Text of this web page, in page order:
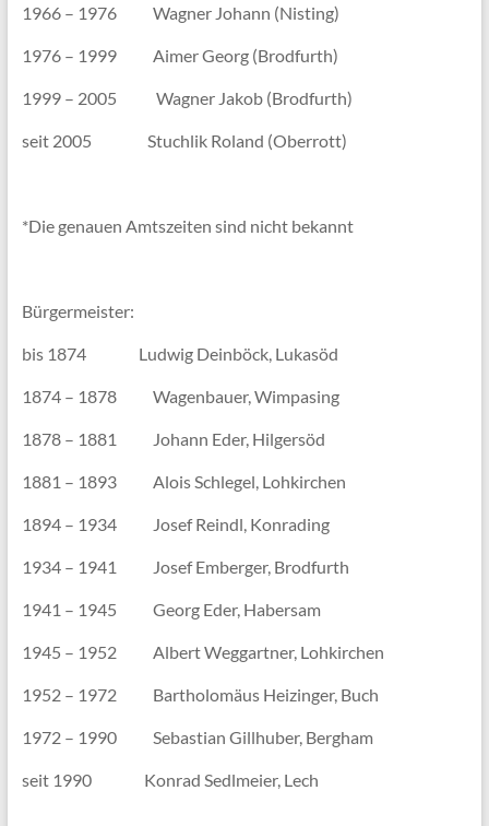
1966 – 1976 Wagner Johann (Nisting)
1976 – 1999 Aimer Georg (Brodfurth)
1999 – 2005 Wagner Jakob (Brodfurth)
seit 2005 Stuchlik Roland (Oberrott)
*Die genauen Amtszeiten sind nicht bekannt
Bürgermeister:
bis 1874 Ludwig Deinböck, Lukasöd
1874 – 1878 Wagenbauer, Wimpasing
1878 – 1881 Johann Eder, Hilgersöd
1881 – 1893 Alois Schlegel, Lohkirchen
1894 – 1934 Josef Reindl, Konrading
1934 – 1941 Josef Emberger, Brodfurth
1941 – 1945 Georg Eder, Habersam
1945 – 1952 Albert Weggartner, Lohkirchen
1952 – 1972 Bartholomäus Heizinger, Buch
1972 – 1990 Sebastian Gillhuber, Bergham
seit 1990 Konrad Sedlmeier, Lech